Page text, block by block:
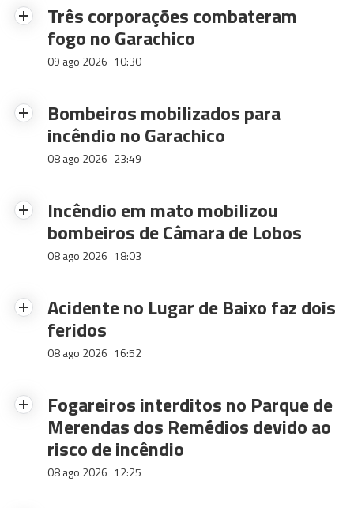
Três corporações combateram
fogo no Garachico
09 ago 2026 10:30
Bombeiros mobilizados para
incêndio no Garachico
08 ago 2026 23:49
Incêndio em mato mobilizou
bombeiros de Câmara de Lobos
08 ago 2026 18:03
Acidente no Lugar de Baixo faz dois
feridos
08 ago 2026 16:52
Fogareiros interditos no Parque de
Merendas dos Remédios devido ao
risco de incêndio
08 ago 2026 12:25